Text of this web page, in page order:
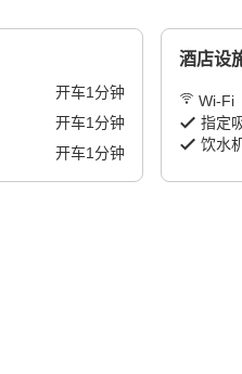
开车1分钟
开车1分钟
开车1分钟
酒店设
Wi-Fi
指定
饮水